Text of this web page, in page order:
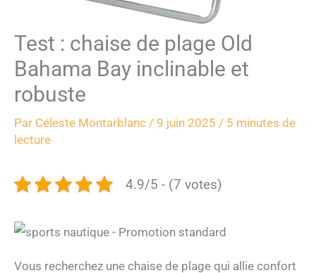
Test : chaise de plage Old
Bahama Bay inclinable et
robuste
Par Céleste Montarblanc / 9 juin 2025 / 5 minutes de
lecture
4.9/5 - (7 votes)
Vous recherchez une chaise de plage qui allie confort